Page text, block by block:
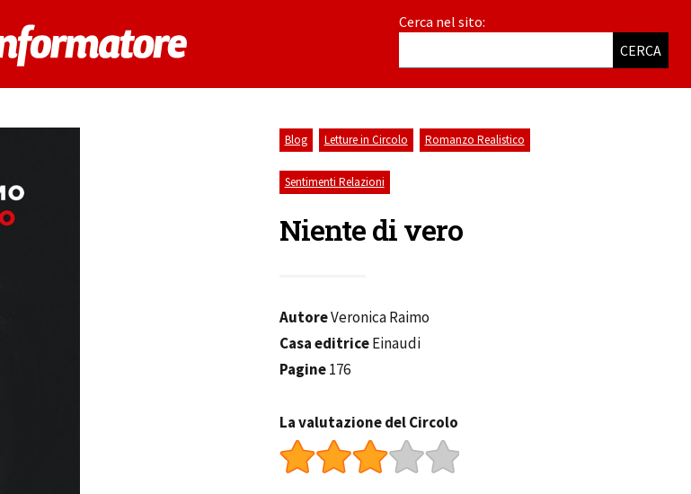
Cerca nel sito:
CERCA
Blog Letture in Circolo Romanzo Realistico
Sentimenti Relazioni
Niente di vero
AutoreVeronica Raimo
Casa editriceEinaudi
Pagine176
La valutazione del Circolo